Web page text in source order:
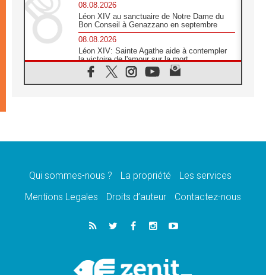
08.08.2026
Léon XIV au sanctuaire de Notre Dame du
Bon Conseil à Genazzano en septembre
08.08.2026
Léon XIV: Sainte Agathe aide à contempler
la victoire de l'amour sur la mort
08.08.2026
«Relancer l'empathie», le projet Triennal d'art
08.08.2026
07.08.2026
Calapan devient un diocèse
Congo-Brazzaville: le 15 août, entre solennité
de l'Assomption et mémoire nationale
«La paix commence par l'empathie» estime
le cardinal Parolin
Qui sommes-nous ? La propriété
Les services
Mentions Legales
Droits d’auteur Contactez-nous